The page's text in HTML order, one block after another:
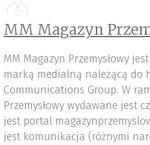
MM Magazyn
MM Magazyn Przemysłowy
marką medialną należącą do
Communications Group. W
Przemysłowy wydawane jest
jest portal
jest komunikacja (różnymi